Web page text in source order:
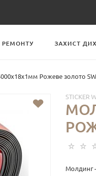
РЕМОНТУ ЗАХИСТ
Рожеве золото
STICKER
Молдинг